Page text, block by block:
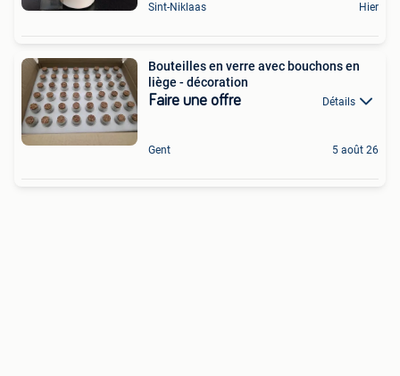
Sint-Niklaas Hier
Bouteilles en verre avec bouchons en
liège - décoration
Faire une offre Détails
Gent 5 août 26